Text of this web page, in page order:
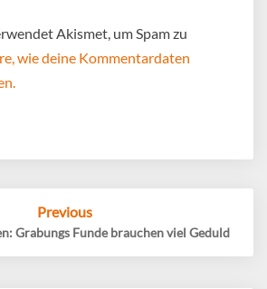
Akismet, um Spam zu
wie deine Kommentardaten
Previous
Grabungs Funde brauchen viel Geduld